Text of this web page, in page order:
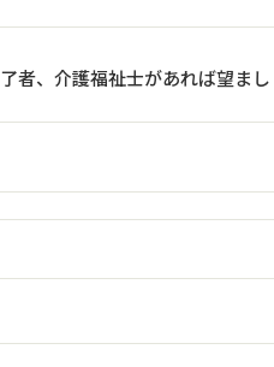
者、介護福祉士があれば望まし